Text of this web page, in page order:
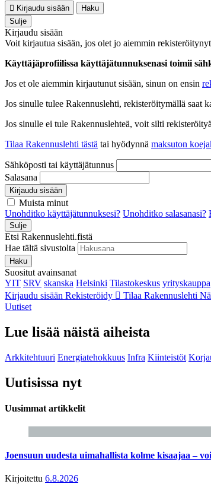
Kirjaudu sisään
Haku
Sulje
Kirjaudu sisään
Voit kirjautua sisään, jos olet jo aiemmin
Käyttäjäprofiilissa käyttäjätunnuksenasi toimii
Jos et ole aiemmin kirjautunut sisään, sinun on ensin
Jos sinulle tulee Rakennuslehti, rekisteröitymällä saat
Jos sinulle ei tule Rakennuslehteä, voit silti
Tilaa Rakennuslehti tästä tai hyödynnä maksuton
Sähköposti tai käyttäjätunnus
Salasana
Kirjaudu sisään
Muista minut
Unohditko käyttäjätunnuksesi? Unohditko salasanasi?
Sulje
Etsi Rakennuslehti.fistä
Hae tältä sivustolta
Haku
Suositut avainsanat
YIT SRV skanska Helsinki Tilastokeskus yrityskauppa
Kirjaudu sisään Rekisteröidy Tilaa Rakennuslehti
Uutiset
Lue lisää näistä aiheista
Arkkitehtuuri Energiatehokkuus Infra Kiinteistöt
Uutisissa nyt
Uusimmat artikkelit
Joensuun uudesta uimahallista kolme kisaajaa –
Kirjoitettu 6.8.2026